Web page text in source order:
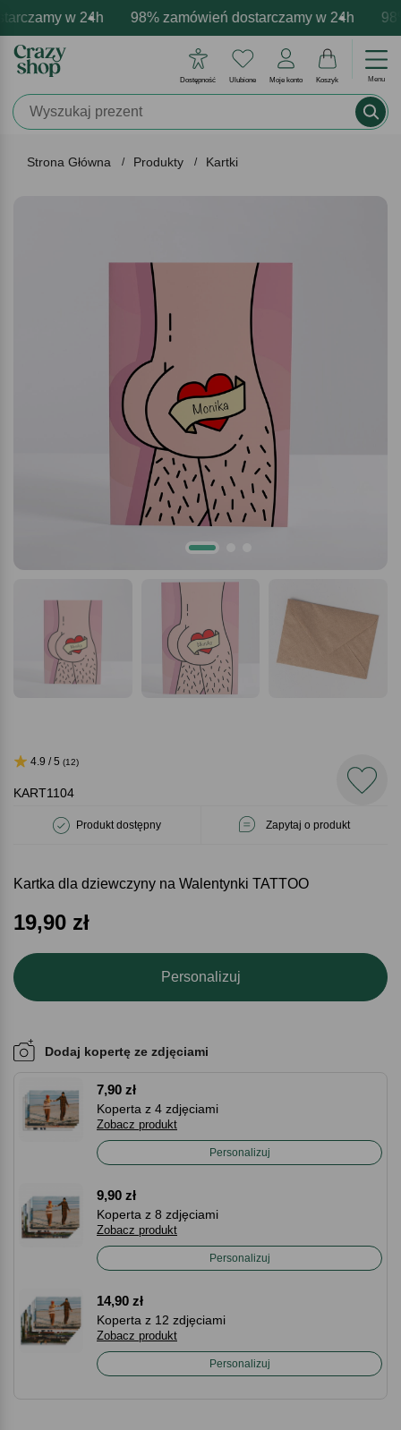
w 24h 98% zamówień dostarczamy w 24h
personalizacja produktów Profesjonalna i darmowa
emocje - zawsze udane prezenty Prezentujemy
Dostępność Ulubione Moje konto Koszyk Menu
Strona Główna Produkty Kartki
KART1104
Produkt dostępny Zapytaj o produkt
4.9 / 5 (12)
Kartka dla dziewczyny na Walentynki TATTOO
19,90 zł
Personalizuj
Dodaj kopertę ze zdjęciami
7,90 zł
Koperta z 4 zdjęciami
Zobacz produkt
Personalizuj
9,90 zł
Koperta z 8 zdjęciami
Zobacz produkt
Personalizuj
14,90 zł
Koperta z 12 zdjęciami
Zobacz produkt
Personalizuj